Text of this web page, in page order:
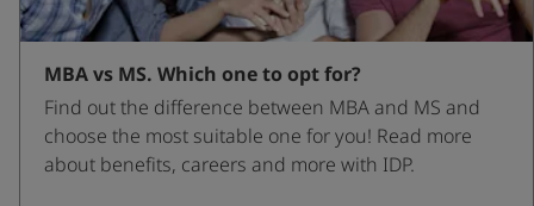
MBA vs MS. Which one to opt for?
Find out the difference between MBA and MS and
choose the most suitable one for you! Read more
about benefits, careers and more with IDP.